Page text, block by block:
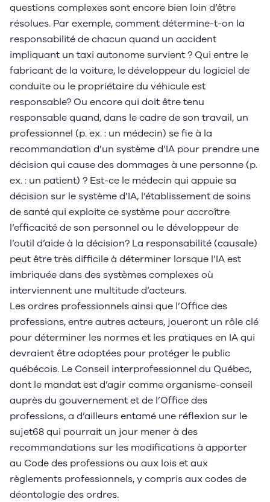
questions complexes sont encore bien loin d’être
résolues. Par exemple, comment détermine-t-on la
responsabilité de chacun quand un accident
impliquant un taxi autonome survient ? Qui entre le
fabricant de la voiture, le développeur du logiciel de
conduite ou le propriétaire du véhicule est
responsable? Ou encore qui doit être tenu
responsable quand, dans le cadre de son travail, un
professionnel (p. ex. : un médecin) se fie à la
recommandation d’un système d’IA pour prendre une
décision qui cause des dommages à une personne (p.
ex. : un patient) ? Est-ce le médecin qui appuie sa
décision sur le système d’IA, l’établissement de soins
de santé qui exploite ce système pour accroître
l’efficacité de son personnel ou le développeur de
l’outil d’aide à la décision? La responsabilité (causale)
peut être très difficile à déterminer lorsque l’IA est
imbriquée dans des systèmes complexes où
interviennent une multitude d’acteurs.
Les ordres professionnels ainsi que l’Office des
professions, entre autres acteurs, joueront un rôle clé
pour déterminer les normes et les pratiques en IA qui
devraient être adoptées pour protéger le public
québécois. Le Conseil interprofessionnel du Québec,
dont le mandat est d’agir comme organisme-conseil
auprès du gouvernement et de l’Office des
professions, a d’ailleurs entamé une réflexion sur le
sujet68 qui pourrait un jour mener à des
recommandations sur les modifications à apporter
au Code des professions ou aux lois et aux
règlements professionnels, y compris aux codes de
déontologie des ordres.